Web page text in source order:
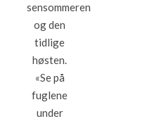
sensommeren
og den
tidlige
høsten.
«Se på
fuglene
under